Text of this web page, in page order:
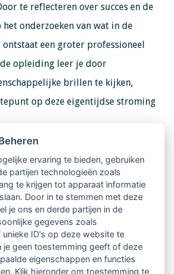
te reflecteren over succes en de
onderzoeken van wat in de
een groter professioneel
opleiding leer je door
brillen te kijken,
op deze eigentijdse stroming
de opleiding, open avonden,
vind je op de website.
Windesheim
ervaring te bieden, gebruiken
partijen technologieën zoals
te krijgen tot apparaat informatie
Door in te stemmen met deze
je ons en derde partijen in de
gegevens zoals
ID's op deze website te
je geen toestemming geeft of deze
eigenschappen en functies
Klik hieronder om toestemming te